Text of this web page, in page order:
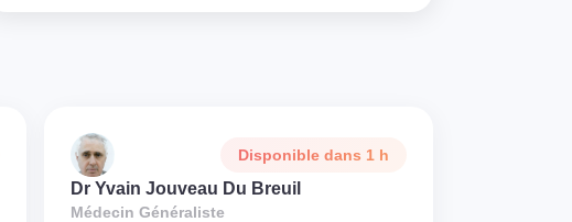
Disponible dans 1 h
Dr Yvain Jouveau Du Breuil
Médecin Généraliste